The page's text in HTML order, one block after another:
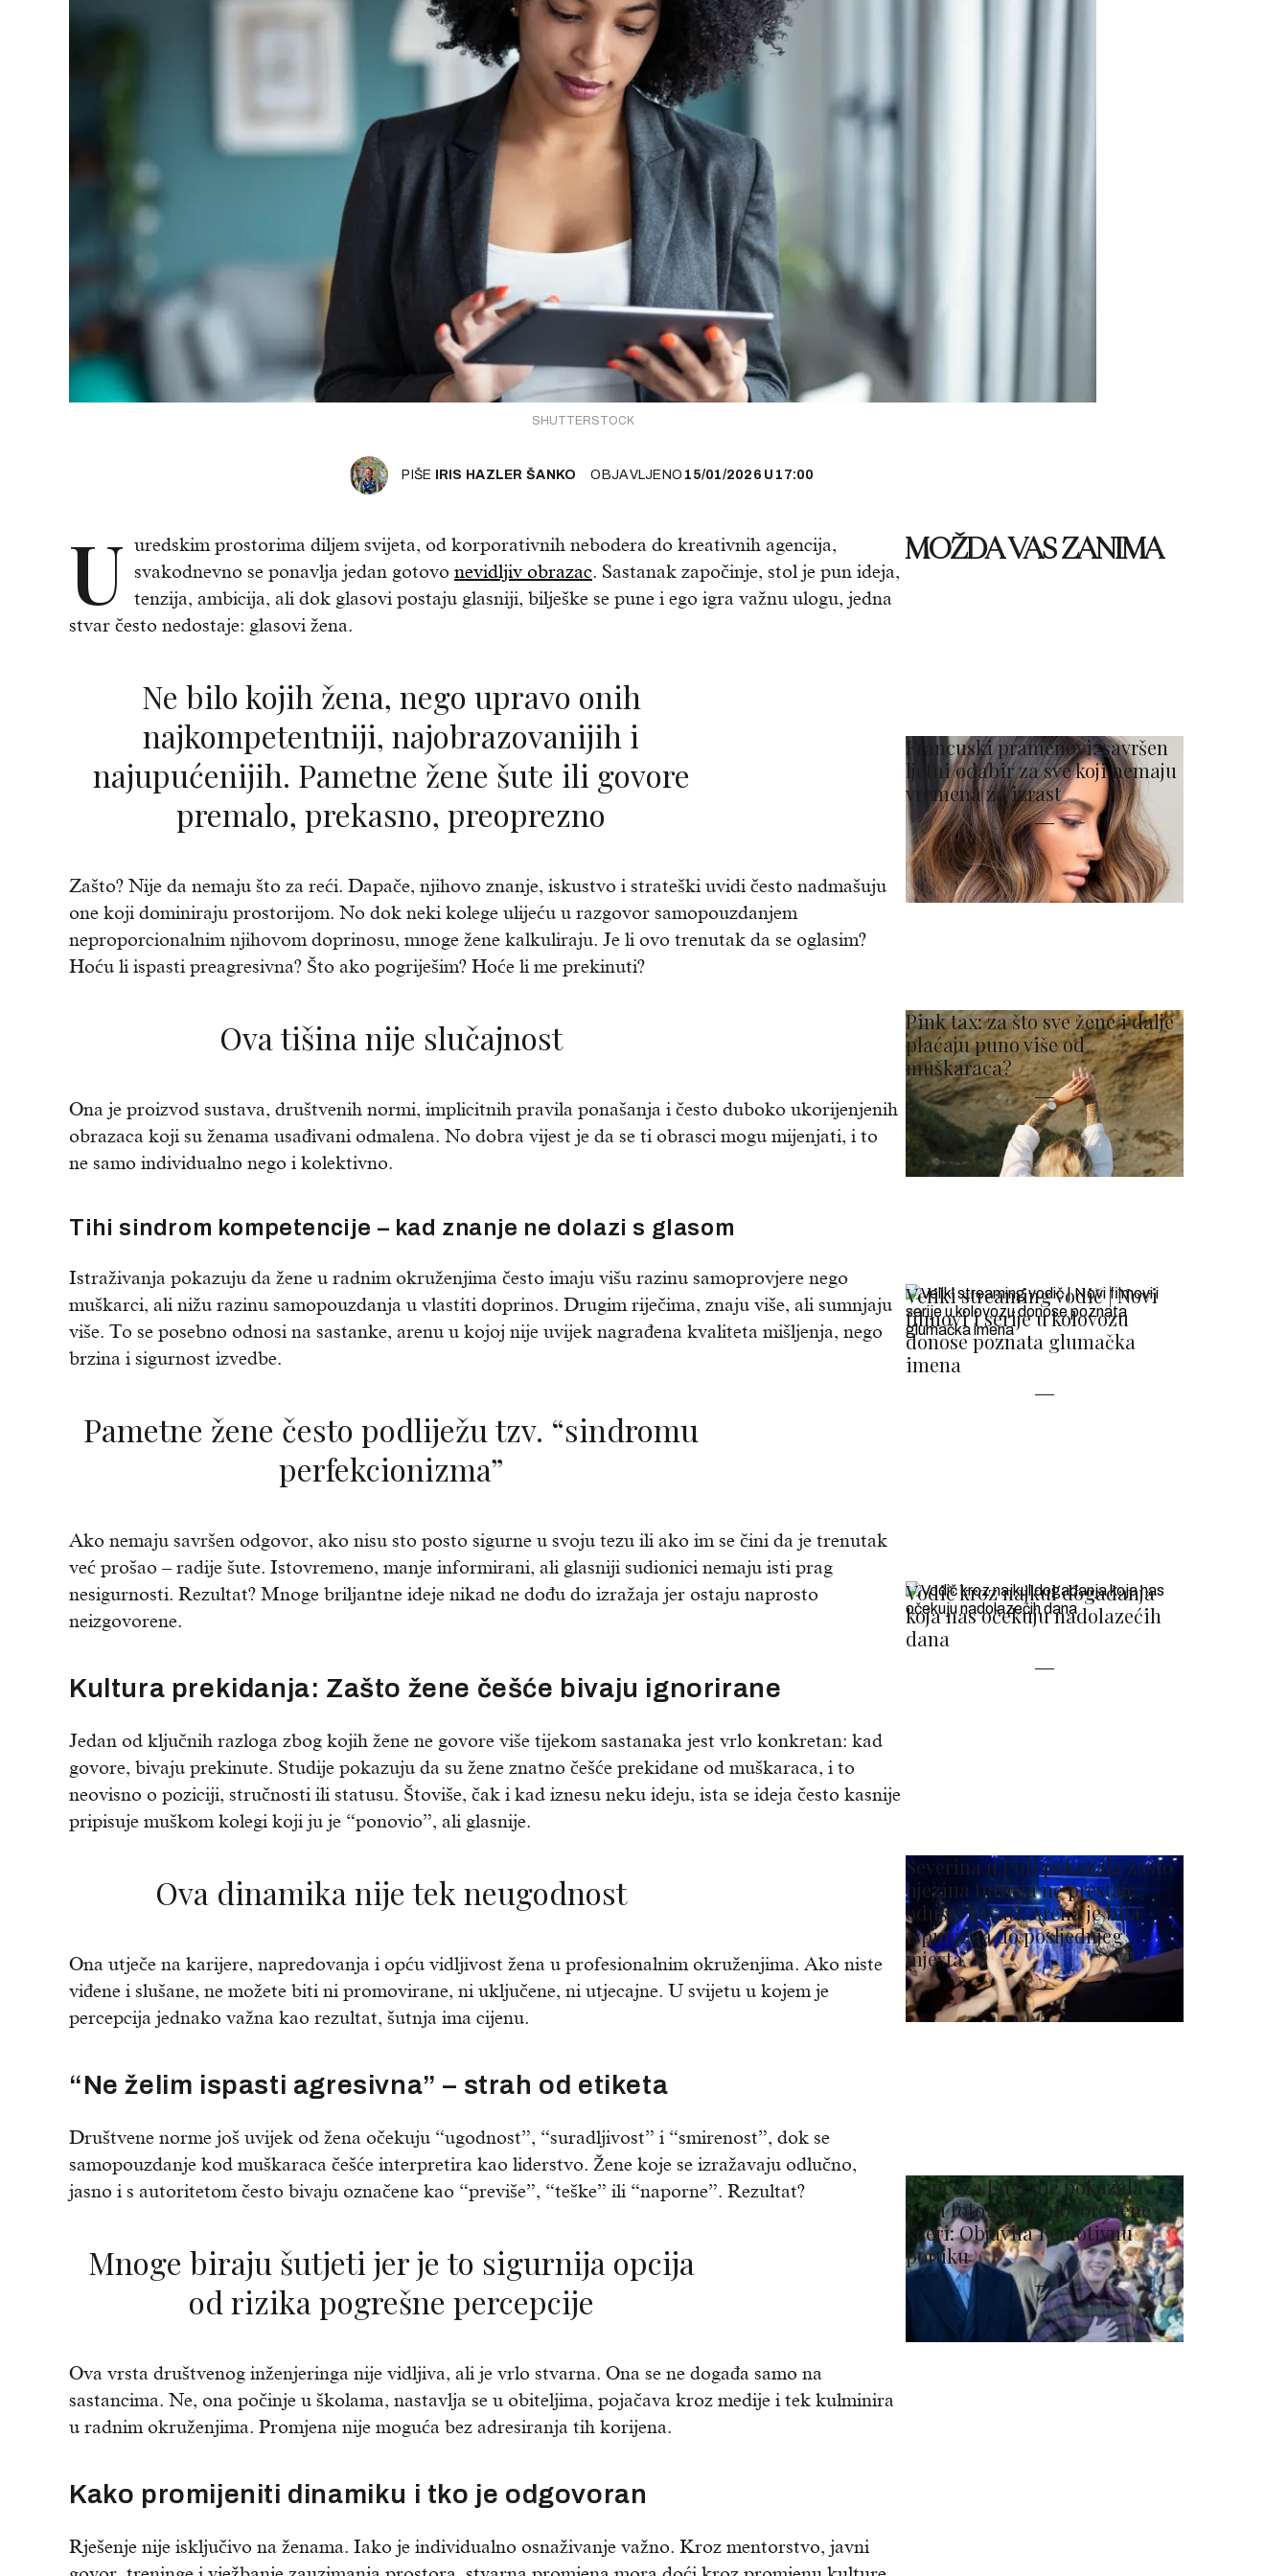
SHUTTERSTOCK
PIŠE IRIS HAZLER ŠANKO OBJAVLJENO 15/01/2026 U 17:00
U uredskim prostorima diljem svijeta, od korporativnih nebodera do kreativnih agencija,
svakodnevno se ponavlja jedan gotovo nevidljiv obrazac. Sastanak započinje, stol je pun ideja,
tenzija, ambicija, ali dok glasovi postaju glasniji, bilješke se pune i ego igra važnu ulogu, jedna
stvar često nedostaje: glasovi žena.
Ne bilo kojih žena, nego upravo onih
najkompetentniji, najobrazovanijih i
najupućenijih. Pametne žene šute ili govore
premalo, prekasno, preoprezno
Zašto? Nije da nemaju što za reći. Dapače, njihovo znanje, iskustvo i strateški uvidi često nadmašuju
one koji dominiraju prostorijom. No dok neki kolege ulijeću u razgovor samopouzdanjem
neproporcionalnim njihovom doprinosu, mnoge žene kalkuliraju. Je li ovo trenutak da se oglasim?
Hoću li ispasti preagresivna? Što ako pogriješim? Hoće li me prekinuti?
Ova tišina nije slučajnost
Ona je proizvod sustava, društvenih normi, implicitnih pravila ponašanja i često duboko ukorijenjenih
obrazaca koji su ženama usađivani odmalena. No dobra vijest je da se ti obrasci mogu mijenjati, i to
ne samo individualno nego i kolektivno.
Tihi sindrom kompetencije – kad znanje ne dolazi s glasom
Istraživanja pokazuju da žene u radnim okruženjima često imaju višu razinu samoprovjere nego
muškarci, ali nižu razinu samopouzdanja u vlastiti doprinos. Drugim riječima, znaju više, ali sumnjaju
više. To se posebno odnosi na sastanke, arenu u kojoj nije uvijek nagrađena kvaliteta mišljenja, nego
brzina i sigurnost izvedbe.
Pametne žene često podliježu tzv. “sindromu
perfekcionizma”
Ako nemaju savršen odgovor, ako nisu sto posto sigurne u svoju tezu ili ako im se čini da je trenutak
već prošao – radije šute. Istovremeno, manje informirani, ali glasniji sudionici nemaju isti prag
nesigurnosti. Rezultat? Mnoge briljantne ideje nikad ne dođu do izražaja jer ostaju naprosto
neizgovorene.
Kultura prekidanja: Zašto žene češće bivaju ignorirane
Jedan od ključnih razloga zbog kojih žene ne govore više tijekom sastanaka jest vrlo konkretan: kad
govore, bivaju prekinute. Studije pokazuju da su žene znatno češće prekidane od muškaraca, i to
neovisno o poziciji, stručnosti ili statusu. Štoviše, čak i kad iznesu neku ideju, ista se ideja često kasnije
pripisuje muškom kolegi koji ju je “ponovio”, ali glasnije.
Ova dinamika nije tek neugodnost
Ona utječe na karijere, napredovanja i opću vidljivost žena u profesionalnim okruženjima. Ako niste
viđene i slušane, ne možete biti ni promovirane, ni uključene, ni utjecajne. U svijetu u kojem je
percepcija jednako važna kao rezultat, šutnja ima cijenu.
“Ne želim ispasti agresivna” – strah od etiketa
Društvene norme još uvijek od žena očekuju “ugodnost”, “suradljivost” i “smirenost”, dok se
samopouzdanje kod muškaraca češće interpretira kao liderstvo. Žene koje se izražavaju odlučno,
jasno i s autoritetom često bivaju označene kao “previše”, “teške” ili “naporne”. Rezultat?
Mnoge biraju šutjeti jer je to sigurnija opcija
od rizika pogrešne percepcije
Ova vrsta društvenog inženjeringa nije vidljiva, ali je vrlo stvarna. Ona se ne događa samo na
sastancima. Ne, ona počinje u školama, nastavlja se u obiteljima, pojačava kroz medije i tek kulminira
u radnim okruženjima. Promjena nije moguća bez adresiranja tih korijena.
Kako promijeniti dinamiku i tko je odgovoran
Rješenje nije isključivo na ženama. Iako je individualno osnaživanje važno. Kroz mentorstvo, javni
MOŽDA VAS ZANIMA
Francuski pramenovi: savršen
ljetni odabir za sve koji nemaju
vremena za izrast
Pink tax: za što sve žene i dalje
plaćaju puno više od
muškaraca?
Veliki streaming vodič | Novi
filmovi i serije u kolovozu
donose poznata glumačka
imena
Vodič kroz najkul događanja
koja nas očekuju nadolazećih
dana
Severina u Puli pokazala zašto
njezina turneja ne prestaje
oduševljavati: Arena je bila
ispunjena do posljednjeg
mjesta
Princeza Eugenie pokazala
prvu fotografiju novorođene
kćeri: Objavila i emotivnu
poruku